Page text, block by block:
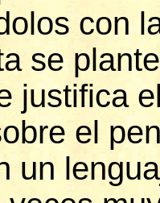
con
se
justifica
el
un